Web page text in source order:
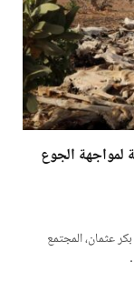
لمواجهة الجوع
عثمان، المجتمع